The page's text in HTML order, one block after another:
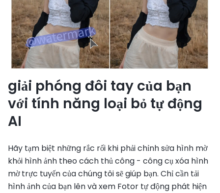
giải phóng đôi tay của bạn
với tính năng loại bỏ tự động
AI
Hãy tạm biệt những rắc rối khi phải chỉnh sửa hình mờ
khỏi hình ảnh theo cách thủ công - công cụ xóa hình
mờ trực tuyến của chúng tôi sẽ giúp bạn. Chỉ cần tải
hình ảnh của bạn lên và xem Fotor tự động phát hiện